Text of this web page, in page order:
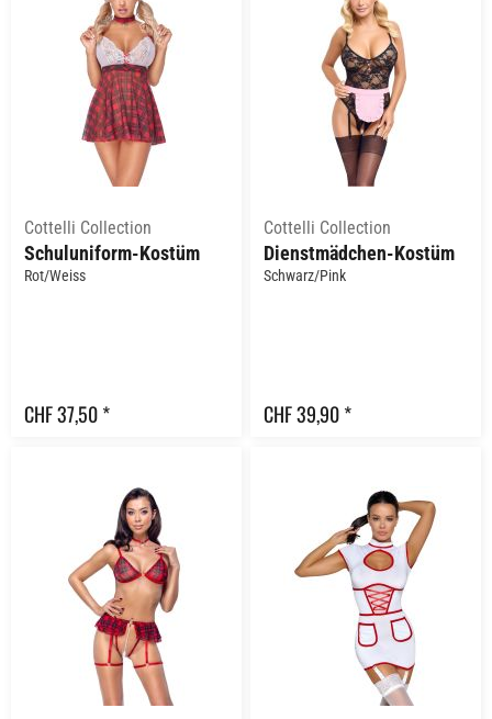
Cottelli Collection
Schuluniform-Kostüm
Rot/Weiss
CHF 37,50 *
Cottelli Collection
Dienstmädchen-Kostüm
Schwarz/Pink
CHF 39,90 *